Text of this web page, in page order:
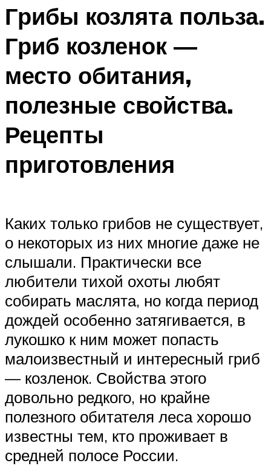
Грибы козлята польза.
Гриб козленок —
место обитания,
полезные свойства.
Рецепты
приготовления
Каких только грибов не существует,
о некоторых из них многие даже не
слышали. Практически все
любители тихой охоты любят
собирать маслята, но когда период
дождей особенно затягивается, в
лукошко к ним может попасть
малоизвестный и интересный гриб
— козленок. Свойства этого
довольно редкого, но крайне
полезного обитателя леса хорошо
известны тем, кто проживает в
средней полосе России.